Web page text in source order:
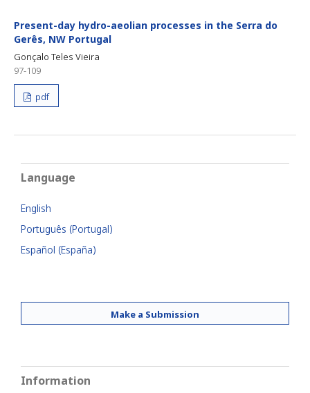
Present-day hydro-aeolian processes in the Serra do
Gerês, NW Portugal
Gonçalo Teles Vieira
97-109
pdf
Language
English
Português (Portugal)
Español (España)
Make a Submission
Information